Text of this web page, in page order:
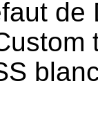
de